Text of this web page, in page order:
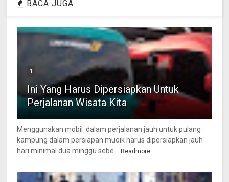
BACA JUGA
1
Ini Yang Harus Dipersiapkan Untuk
Perjalanan Wisata Kita
Menggunakan mobil dalam perjalanan jauh untuk pulang
kampung dalam persiapan mudik harus dipersiapkan jauh
hari minimal dua minggu sebe... Readmore